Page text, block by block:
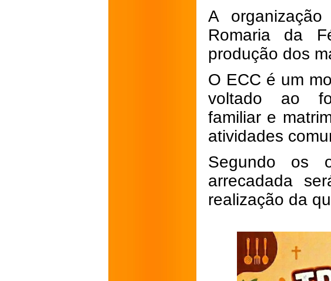
A
Romaria da
produção dos
O ECC é um
voltado ao
familiar e
atividades
Segundo os
arrecadada
realização da